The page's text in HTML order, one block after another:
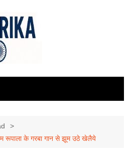
रूपाला के गरबा गान से झूम उठे खेलैये